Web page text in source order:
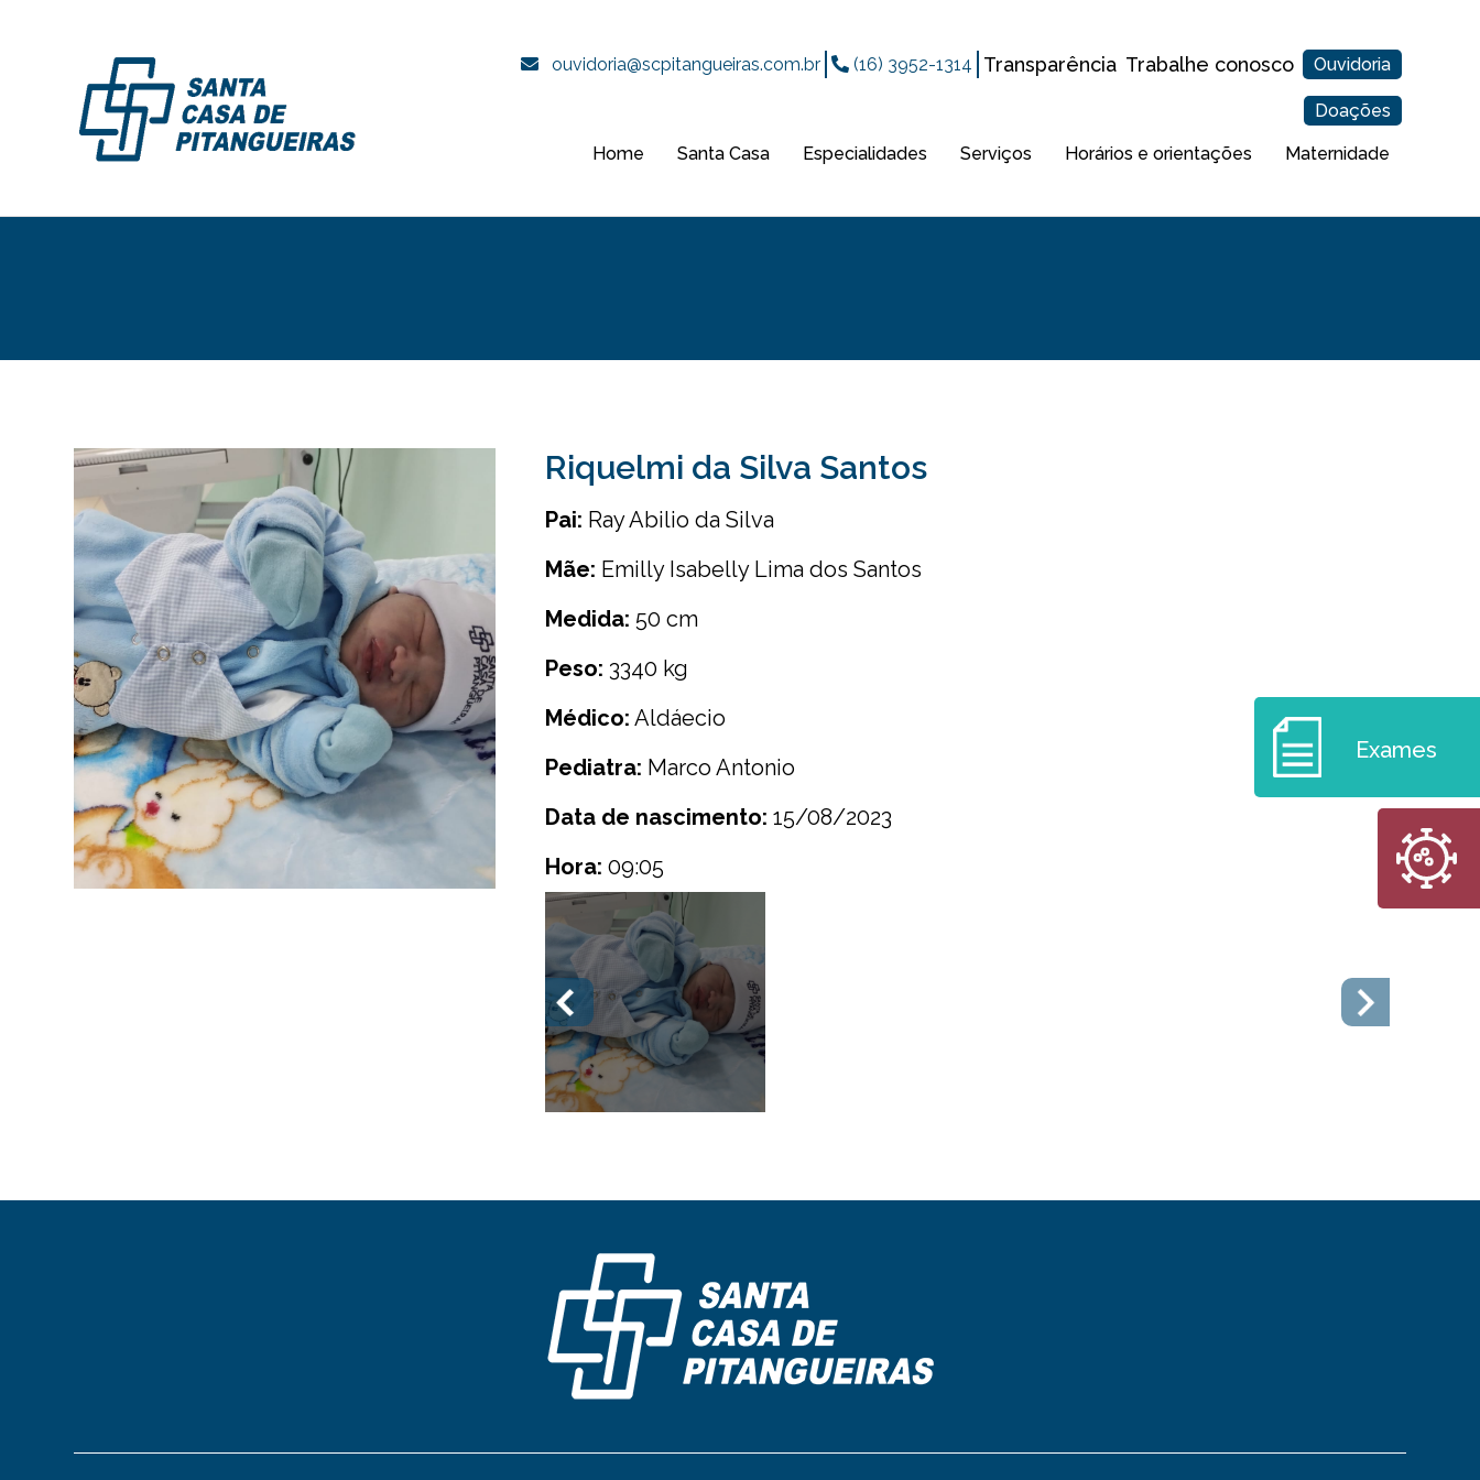
ouvidoria@scpitangueiras.com.br (16) 3952-1314 Transparência Trabalhe conosco Ouvidoria
Doações
Home Santa Casa Especialidades Serviços Horários e orientações Maternidade
Riquelmi da Silva Santos
Pai: Ray Abilio da Silva
Mãe: Emilly Isabelly Lima dos Santos
Medida: 50 cm
Peso: 3340 kg
Médico: Aldáecio
Pediatra: Marco Antonio
Data de nascimento: 15/08/2023
Hora: 09:05
Exames